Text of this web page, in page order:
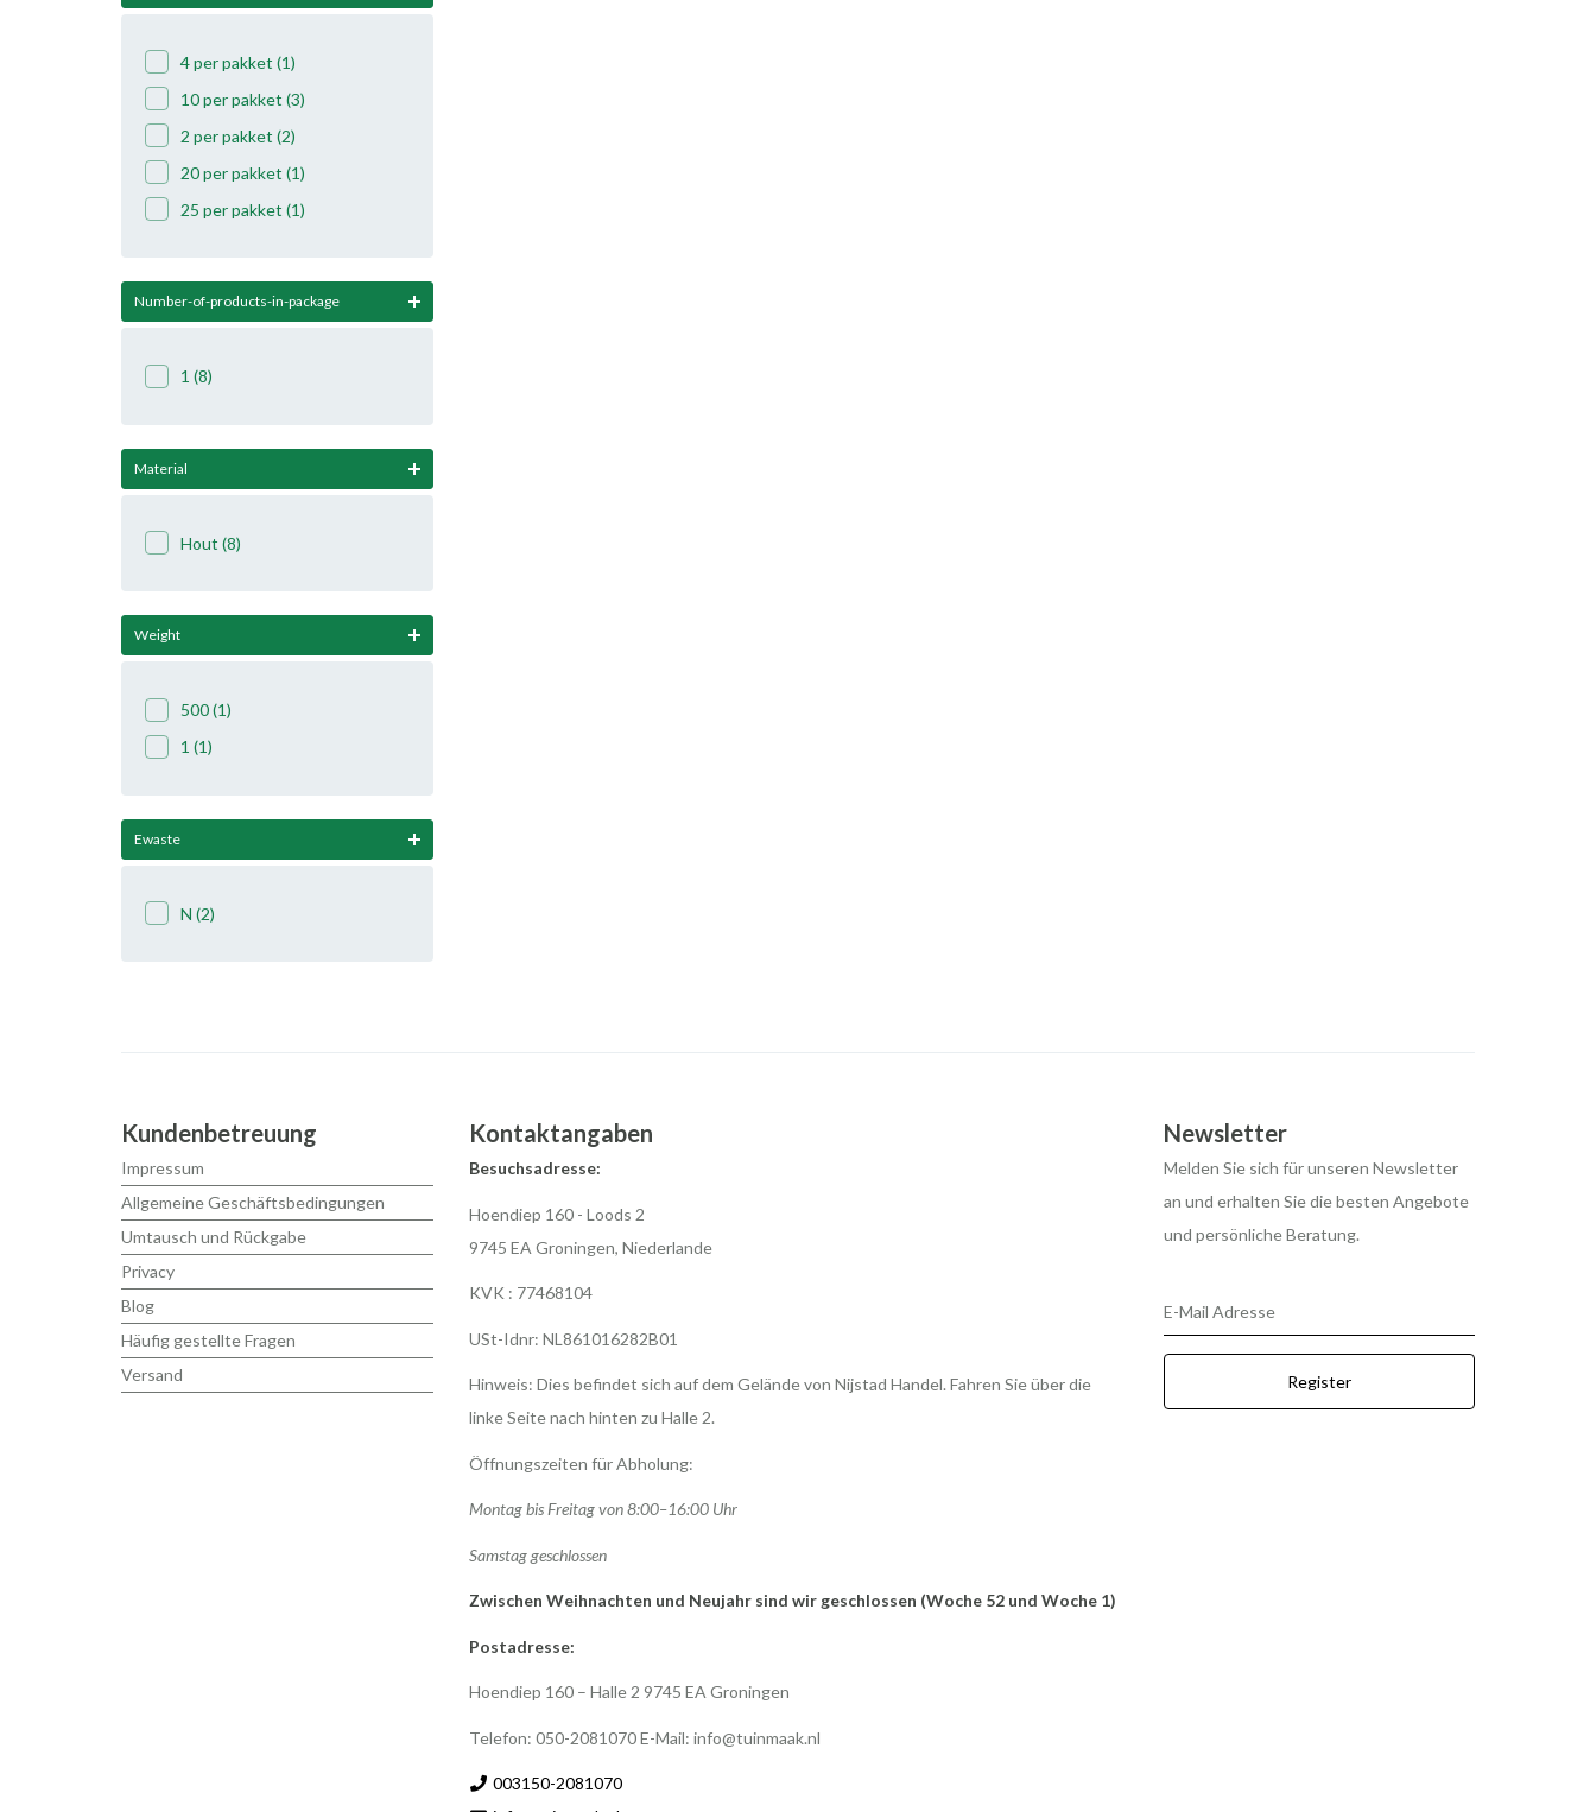
4 per pakket (1)
10 per pakket (3)
2 per pakket (2)
20 per pakket (1)
25 per pakket (1)
Number-of-products-in-package
1 (8)
Material
Hout (8)
Weight
500(1)
1 (1)
Ewaste
N (2)
Kundenbetreuung
Impressum
Allgemeine Geschäftsbedingungen
Umtausch und Rückgabe
Privacy
Blog
Häufig gestellte Fragen
Versand
Kontaktangaben
Besuchsadresse:
Hoendiep 160 - Loods 2
9745 EA Groningen, Niederlande
KVK : 77468104
USt-Idnr: NL861016282B01
Hinweis: Dies befindet sich auf dem Gelände von Nijstad Handel. Fahren Sie über die
linke Seite nach hinten zu Halle 2.
Öffnungszeiten für Abholung:
Montag bis Freitag von 8:00–16:00 Uhr
Samstag geschlossen
Zwischen Weihnachten und Neujahr sind wir geschlossen (Woche 52 und Woche 1)
Postadresse:
Hoendiep 160 – Halle 2 9745 EA Groningen
Telefon: 050-2081070 E-Mail: info@tuinmaak.nl
003150-2081070
Newsletter
Melden Sie sich für unseren Newsletter
an und erhalten Sie die besten Angebote
und persönliche Beratung.
E-Mail Adresse
Register